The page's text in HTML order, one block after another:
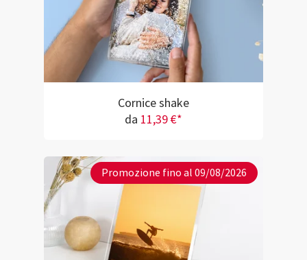
Cornice shake
da 11,39 €*
Promozione fino al 09/08/2026